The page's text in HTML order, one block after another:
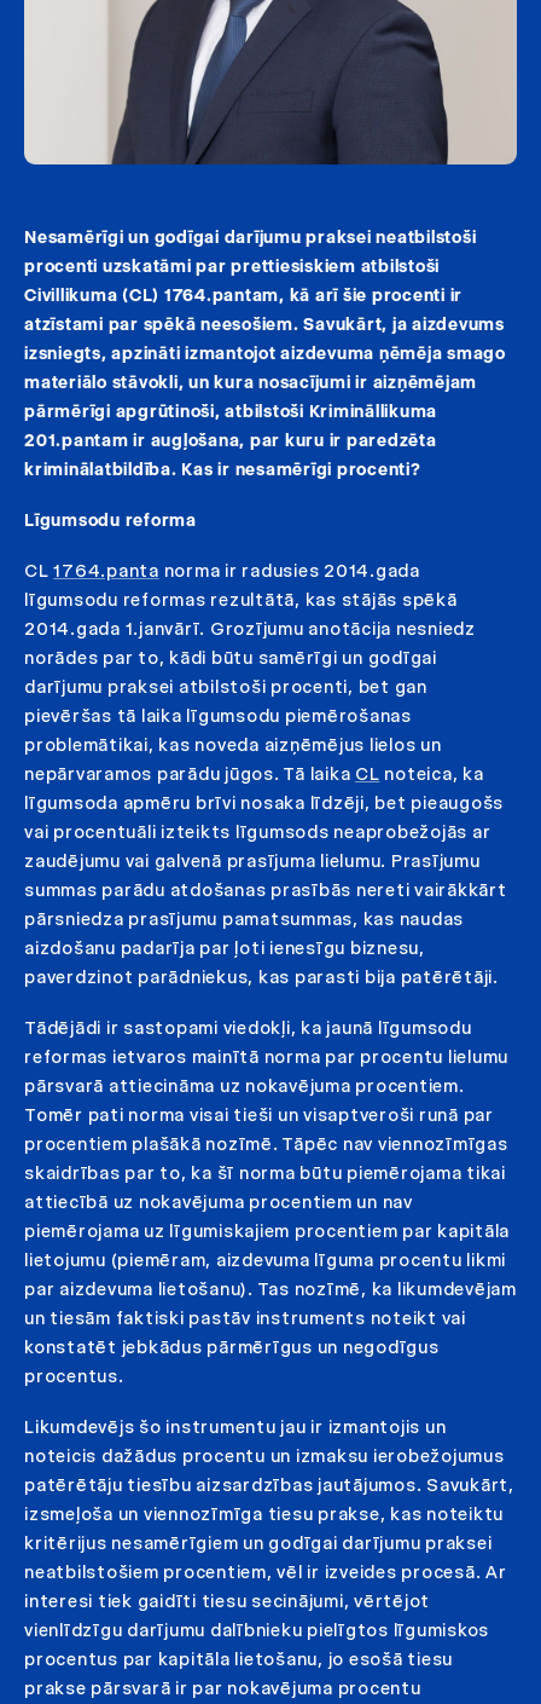
Nesamērīgi un godīgai darījumu praksei neatbilstoši
procenti uzskatāmi par prettiesiskiem atbilstoši
Civillikuma (CL) 1764.pantam, kā arī šie procenti ir
atzīstami par spēkā neesošiem. Savukārt, ja aizdevums
izsniegts, apzināti izmantojot aizdevuma ņēmēja smago
materiālo stāvokli, un kura nosacījumi ir aizņēmējam
pārmērīgi apgrūtinoši, atbilstoši Krimināllikuma
201.pantam ir augļošana, par kuru ir paredzēta
kriminālatbildība. Kas ir nesamērīgi procenti?
Līgumsodu reforma
CL1764.panta norma ir radusies 2014.gada
līgumsodu reformas rezultātā, kas stājās spēkā
2014.gada 1.janvārī. Grozījumu anotācija nesniedz
norādes par to, kādi būtu samērīgi un godīgai
darījumu praksei atbilstoši procenti, bet gan
pievēršas tā laika līgumsodu piemērošanas
problemātikai, kas noveda aizņēmējus lielos un
nepārvaramos parādu jūgos. Tā laika CL noteica, ka
līgumsoda apmēru brīvi nosaka līdzēji, bet pieaugošs
vai procentuāli izteikts līgumsods neaprobežojās ar
zaudējumu vai galvenā prasījuma lielumu. Prasījumu
summas parādu atdošanas prasībās nereti vairākkārt
pārsniedza prasījumu pamatsummas, kas naudas
aizdošanu padarīja par ļoti ienesīgu biznesu,
paverdzinot parādniekus, kas parasti bija patērētāji.
Tādējādi ir sastopami viedokļi, ka jaunā līgumsodu
reformas ietvaros mainītā norma par procentu lielumu
pārsvarā attiecināma uz nokavējuma procentiem.
Tomēr pati norma visai tieši un visaptveroši runā par
procentiem plašākā nozīmē. Tāpēc nav viennozīmīgas
skaidrības par to, ka šī norma būtu piemērojama tikai
attiecībā uz nokavējuma procentiem un nav
piemērojama uz līgumiskajiem procentiem par kapitāla
lietojumu (piemēram, aizdevuma līguma procentu likmi
par aizdevuma lietošanu). Tas nozīmē, ka likumdevējam
un tiesām faktiski pastāv instruments noteikt vai
konstatēt jebkādus pārmērīgus un negodīgus
procentus.
Likumdevējs šo instrumentu jau ir izmantojis un
noteicis dažādus procentu un izmaksu ierobežojumus
patērētāju tiesību aizsardzības jautājumos. Savukārt,
izsmeļoša un viennozīmīga tiesu prakse, kas noteiktu
kritērijus nesamērīgiem un godīgai darījumu praksei
neatbilstošiem procentiem, vēl ir izveides procesā. Ar
interesi tiek gaidīti tiesu secinājumi, vērtējot
vienlīdzīgu darījumu dalībnieku pielīgtos līgumiskos
procentus par kapitāla lietošanu, jo esošā tiesu
prakse pārsvarā ir par nokavējuma procentu